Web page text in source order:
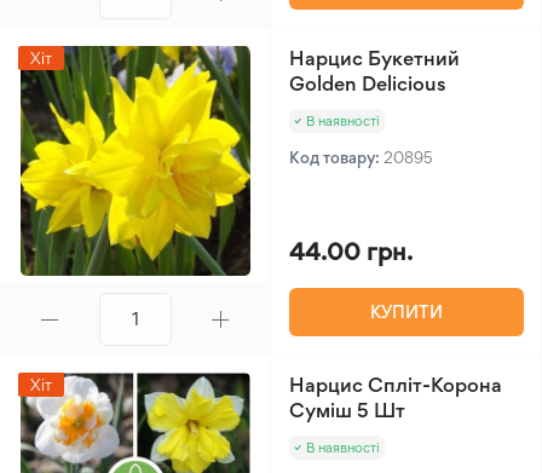
Хіт
Нарцис Букетний
Golden Delicious
В наявності
Код товару: 20895
44.00 грн.
КУПИТИ
Хіт
Нарцис Спліт-Корона
Суміш 5 Шт
В наявності